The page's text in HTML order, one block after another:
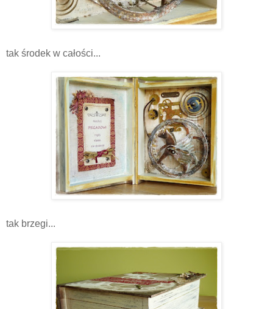
tak środek w całości...
tak brzegi...